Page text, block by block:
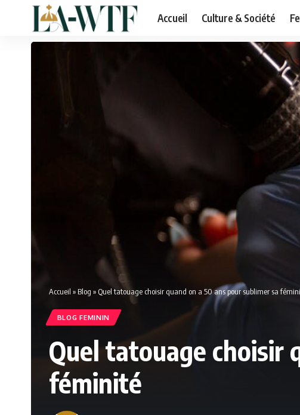
Accueil Culture & Société
Accueil » Blog » Quel tatouage choisir quand on a 50 ans pour sublimer sa
BLOG FEMININ
Quel tatouage choisir
féminité